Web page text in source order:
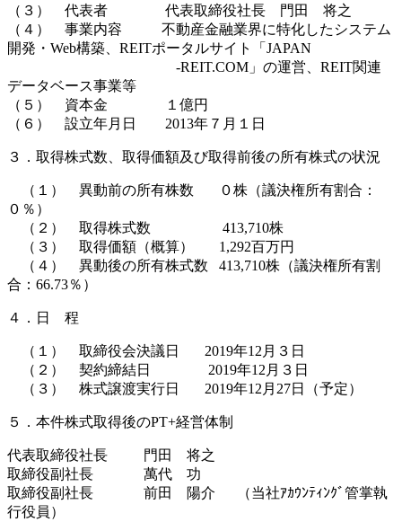
（３） 代表者 代表取締役社長 門田 将之
（４） 事業内容 不動産金融業界に特化したシステム
開発・Web構築、REITポータルサイト「JAPAN
-REIT.COM」の運営、REIT関連
データベース事業等
（５） 資本金 １億円
（６） 設立年月日 2013年７月１日
３．取得株式数、取得価額及び取得前後の所有株式の状況
（１） 異動前の所有株数 ０株（議決権所有割合：
０％）
（２） 取得株式数 413,710株
（３） 取得価額（概算） 1,292百万円
（４） 異動後の所有株式数 413,710株（議決権所有割
合：66.73％）
４．日 程
（１） 取締役会決議日 2019年12月３日
（２） 契約締結日 2019年12月３日
（３） 株式譲渡実行日 2019年12月27日（予定）
５．本件株式取得後のPT+経営体制
代表取締役社長 門田 将之
取締役副社長 萬代 功
取締役副社長 前田 陽介 （当社ｱｶｳﾝﾃｨﾝｸﾞ管掌執
行役員）